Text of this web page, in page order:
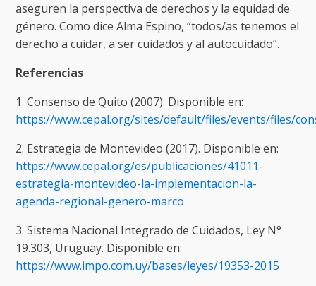
aseguren la perspectiva de derechos y la equidad de
género. Como dice Alma Espino, “todos/as tenemos el
derecho a cuidar, a ser cuidados y al autocuidado”.
Referencias
1. Consenso de Quito (2007). Disponible en:
https://www.cepal.org/sites/default/files/events/files/
2. Estrategia de Montevideo (2017). Disponible en:
https://www.cepal.org/es/publicaciones/41011-
estrategia-montevideo-la-implementacion-la-
agenda-regional-genero-marco
3. Sistema Nacional Integrado de Cuidados, Ley N°
19.303, Uruguay. Disponible en:
https://www.impo.com.uy/bases/leyes/19353-2015